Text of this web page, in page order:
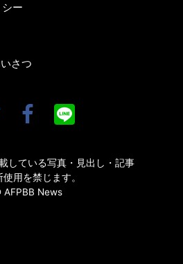
ー
さつ
している写真・見出し・記事
用を禁じます。
AFPBB News